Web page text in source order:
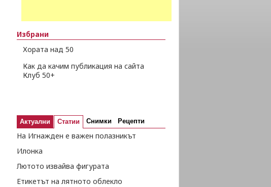
Избрани
Хората над 50
Как да качим публикация на сайта
Клуб 50+
Актуални Статии Снимки Рецепти
На Игнажден е важен полазникът
Илонка
Лютото извайва фигурата
Етикетът на лятното облекло